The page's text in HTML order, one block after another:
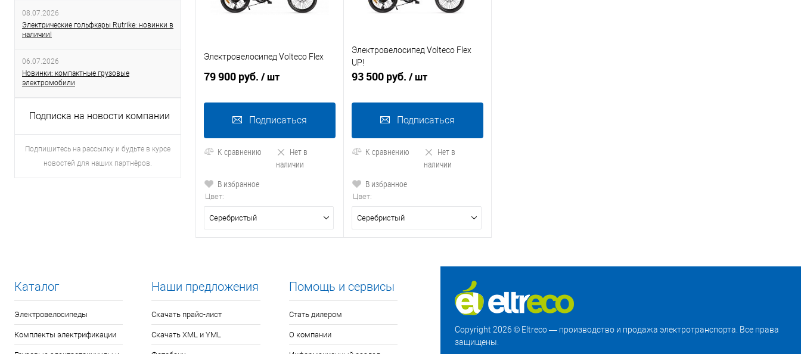
08.07.2026
Электрические гольфкары Rutrike: новинки в
наличии!
06.07.2026
Новинки: компактные грузовые
электромобили
Подписка на новости компании
Подпишитесь на рассылку и будьте в курсе
новостей для наших партнёров.
Электровелосипед Volteco Flex
79 900 руб. / шт
Подписаться
К сравнению
Нет в
наличии
В избранное
Цвет:
Серебристый
Электровелосипед Volteco Flex
UP!
93 500 руб. / шт
Подписаться
К сравнению
Нет в
наличии
В избранное
Цвет:
Серебристый
Каталог
Электровелосипеды
Комплекты электрификации
Наши предложения
Скачать прайс-лист
Скачать XML и YML
Помощь и сервисы
Стать дилером
О компании
Copyright 2026 © Eltreco — производство и продажа электротранспорта. Все права
защищены.